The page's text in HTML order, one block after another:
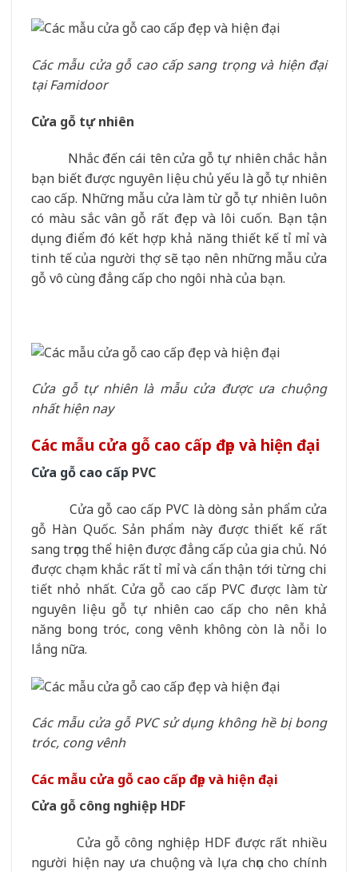
Các mẫu cửa gỗ cao cấp sang trọng và hiện đại
tại Famidoor
Cửa gỗ tự nhiên
Nhắc đến cái tên cửa gỗ tự nhiên chắc hẳn
bạn biết được nguyên liệu chủ yếu là gỗ tự nhiên
cao cấp. Những mẫu cửa làm từ gỗ tự nhiên luôn
có màu sắc vân gỗ rất đẹp và lôi cuốn. Bạn tận
dụng điểm đó kết hợp khả năng thiết kế tỉ mỉ và
tinh tế của người thợ sẽ tạo nên những mẫu cửa
gỗ vô cùng đẳng cấp cho ngôi nhà của bạn.
Cửa gỗ tự nhiên là mẫu cửa được ưa chuộng
nhất hiện nay
Các mẫu cửa gỗ cao cấp đẹp và hiện đại
Cửa gỗ cao cấp PVC
Cửa gỗ cao cấp PVC là dòng sản phẩm cửa
gỗ Hàn Quốc. Sản phẩm này được thiết kế rất
sang trọng thể hiện được đẳng cấp của gia chủ. Nó
được chạm khắc rất tỉ mỉ và cẩn thận tới từng chi
tiết nhỏ nhất. Cửa gỗ cao cấp PVC được làm từ
nguyên liệu gỗ tự nhiên cao cấp cho nên khả
năng bong tróc, cong vênh không còn là nỗi lo
lắng nữa.
Các mẫu cửa gỗ PVC sử dụng không hề bị bong
tróc, cong vênh
Các mẫu cửa gỗ cao cấp đẹp và hiện đại
Cửa gỗ công nghiệp HDF
Cửa gỗ công nghiệp HDF được rất nhiều
người hiện nay ưa chuộng và lựa chọn cho chính